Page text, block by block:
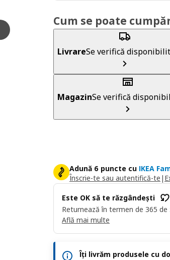
Cum se poate
LivrareSe verifică
MagazinSe verifică
Adună 6 puncte cu IKEA
Înscrie-te sau autentifică-te |
Este OK să te răzgândești
Returnează în termen de 365
Află mai multe
Îți livrăm produsele cu